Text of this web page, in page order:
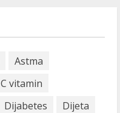
Astma
C vitamin
Dijabetes
Dijeta